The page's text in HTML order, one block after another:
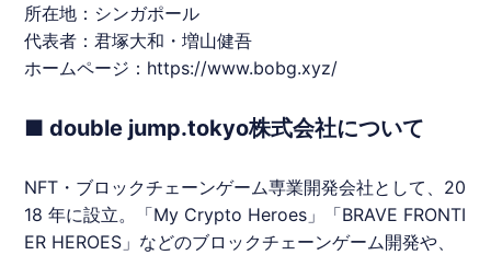
所在地：シンガポール
代表者：君塚大和・増山健吾
ホームページ： https://www.bobg.xyz/
■ double jump.tokyo株式会社について
NFT・ブロックチェーンゲーム専業開発会社として、20
18 年に設⽴。「My Crypto Heroes」「BRAVE FRONTI
ER HEROES」などのブロックチェーンゲーム開発や、